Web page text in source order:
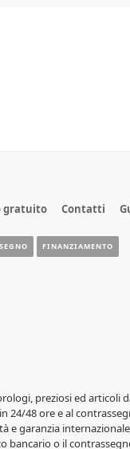
gratuito Contatti
FINANZIAMENTO
preziosi ed
24/48 ore e al
garanzia
bancario o il